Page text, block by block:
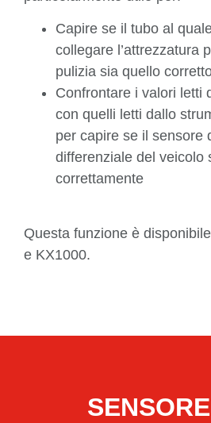
Capire se il tubo al
collegare l’attrezzatura
pulizia sia quello
Confrontare i valori letti
con quelli letti dallo
per capire se il sensore
differenziale del veicolo
correttamente
Questa funzione è
e KX1000.